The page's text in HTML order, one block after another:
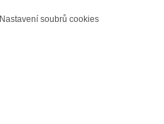
Nastavení soubrů cookies